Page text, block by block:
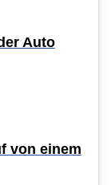
Auto
von einem